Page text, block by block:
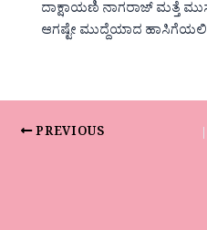
ದಾಕ್ಷಾಯಣಿ ನಾಗರಾಜ್ ಮತ್ತೆ
ಆಗಷ್ಟೇ ಮುದ್ದೆಯಾದ
PREVIOUS